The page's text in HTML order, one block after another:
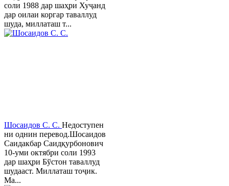
соли 1988 дар шаҳри Хуҷанд
дар оилаи коргар таваллуд
шуда, миллаташ т...
Шосаидов С. С. Недоступен
ни однин перевод.Шосаидов
Саидакбар Саидқурбонович
10-уми октябри соли 1993
дар шаҳри Бўстон таваллуд
шудааст. Миллаташ тоҷик.
Ма...